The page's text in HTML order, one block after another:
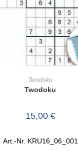
Twodoku
Twodoku
15,00 €
Art.-Nr. KRU16_06_001